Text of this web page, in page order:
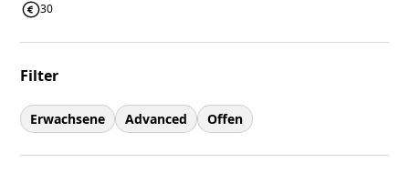
30
Filter
Erwachsene Advanced Offen